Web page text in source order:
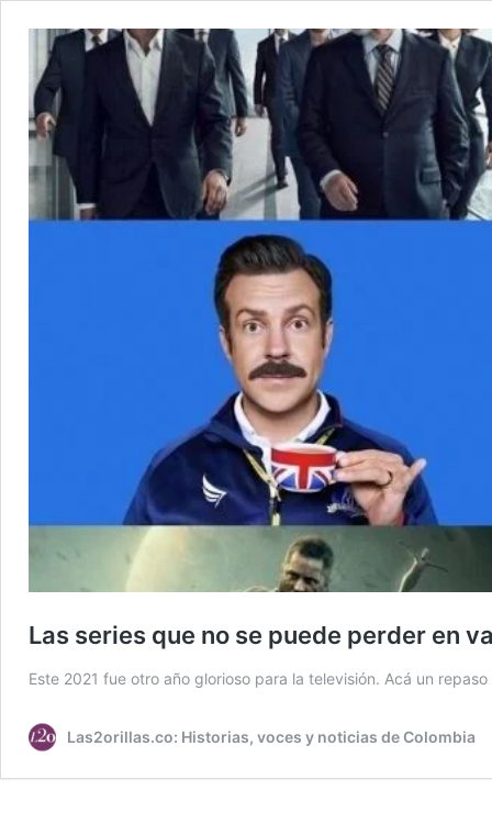
Las series que no se puede perder en
Este 2021 fue otro año glorioso para la televisión. Acá un
Las2orillas.co: Historias, voces y noticias de Colombia